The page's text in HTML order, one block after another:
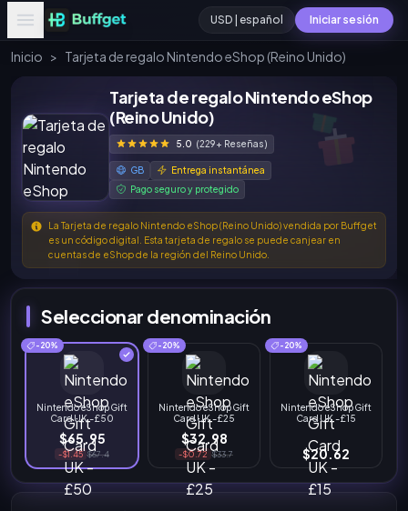
USD | español Iniciar sesión
Inicio > Tarjeta de regalo Nintendo eShop (Reino Unido)
Tarjeta de regalo Nintendo eShop
(Reino Unido)
5.0 (229+ Reseñas)
GB
Entrega instantánea
Pago seguro y protegido
La Tarjeta de regalo Nintendo eShop (Reino Unido) vendida por Buffget
es un código digital. Esta tarjeta de regalo se puede canjear en
cuentas de eShop de la región del Reino Unido.
Seleccionar denominación
-20%
Nintendo eShop Gift
Card UK - £50
$65.95
-$1.45 $67.4
-20%
Nintendo eShop Gift
Card UK - £25
$32.98
-$0.72 $33.7
-20%
Nintendo eShop Gift
Card UK - £15
$20.62